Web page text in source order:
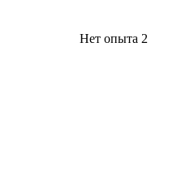
Нет опыта 2